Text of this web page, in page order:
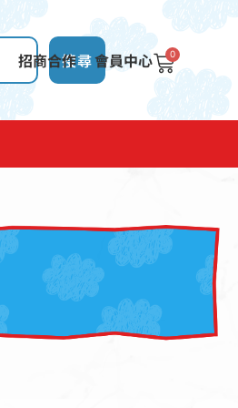
搜尋
招商合作 會員中心 0